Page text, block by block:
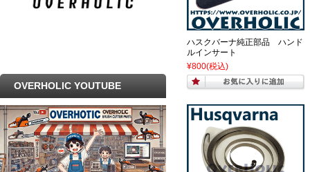
ハスクバーナ純正部品 ハンド
ルインサート
¥800(税込)
OVERHOLIC YOUTUBE